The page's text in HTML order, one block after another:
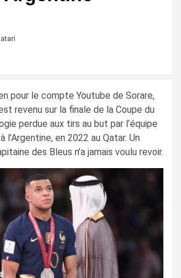
pour le compte Youtube de Sorare,
revenu sur la finale de la Coupe du
perdue aux tirs au but par l’équipe
l’Argentine, en 2022 au Qatar. Un
des Bleus n’a jamais voulu revoir.